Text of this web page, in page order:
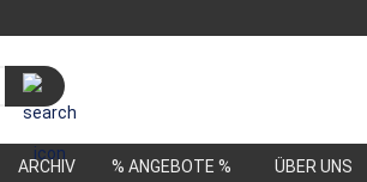
E-Mail
Suche...
ARCHIV % ANGEBOTE % ÜBER UNS